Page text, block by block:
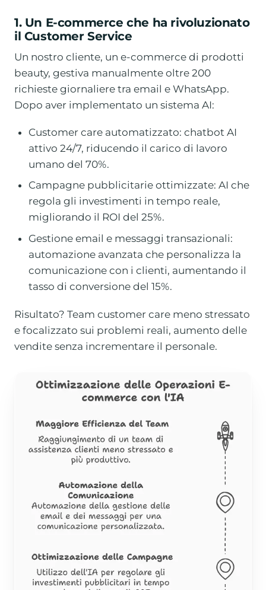
1. Un E-commerce che ha rivoluzionato
il Customer Service
Un nostro cliente, un e-commerce di prodotti
beauty, gestiva manualmente oltre 200
richieste giornaliere tra email e WhatsApp.
Dopo aver implementato un sistema AI:
Customer care automatizzato: chatbot AI
attivo 24/7, riducendo il carico di lavoro
umano del 70%.
Campagne pubblicitarie ottimizzate: AI che
regola gli investimenti in tempo reale,
migliorando il ROI del 25%.
Gestione email e messaggi transazionali:
automazione avanzata che personalizza la
comunicazione con i clienti, aumentando il
tasso di conversione del 15%.
Risultato? Team customer care meno stressato
e focalizzato sui problemi reali, aumento delle
vendite senza incrementare il personale.